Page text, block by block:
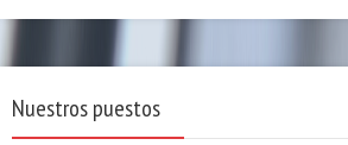
Nuestros puestos